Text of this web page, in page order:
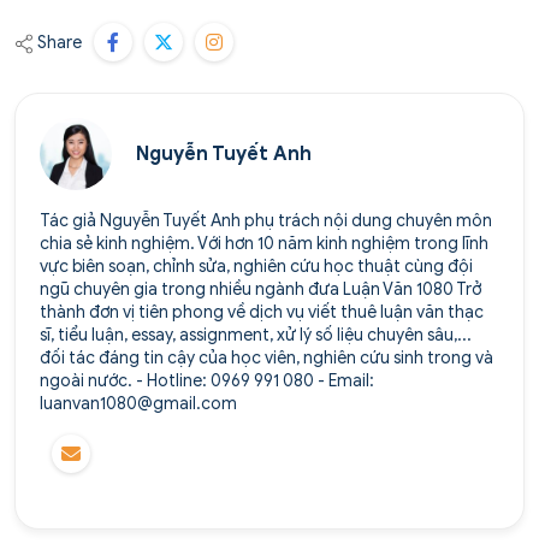
Share
Nguyễn Tuyết Anh
Tác giả Nguyễn Tuyết Anh phụ trách nội dung chuyên môn
chia sẻ kinh nghiệm. Với hơn 10 năm kinh nghiệm trong lĩnh
vực biên soạn, chỉnh sửa, nghiên cứu học thuật cùng đội
ngũ chuyên gia trong nhiều ngành đưa Luận Văn 1080 Trở
thành đơn vị tiên phong về dịch vụ viết thuê luận văn thạc
sĩ, tiểu luận, essay, assignment, xử lý số liệu chuyên sâu,...
đối tác đáng tin cậy của học viên, nghiên cứu sinh trong và
ngoài nước. - Hotline: 0969 991 080 - Email:
luanvan1080@gmail.com